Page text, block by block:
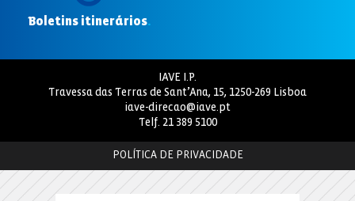
Boletins itinerários.
IAVE I.P.
Travessa das Terras de Sant’Ana, 15, 1250-269 Lisboa
iave-direcao@iave.pt
Telf. 21 389 5100
POLÍTICA DE PRIVACIDADE